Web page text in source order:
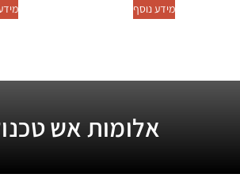
מידע נוסף
אלומות אש